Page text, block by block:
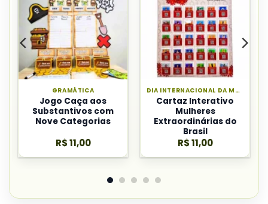
GRAMÁTICA
Jogo Caça aos
Substantivos com
Nove Categorias
R$11,00
DIA INTERNACIONAL DA MULHER
Cartaz Interativo
Mulheres
Extraordinárias do
Brasil
R$11,00